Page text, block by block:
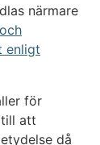
närmare
enligt
för
att
då